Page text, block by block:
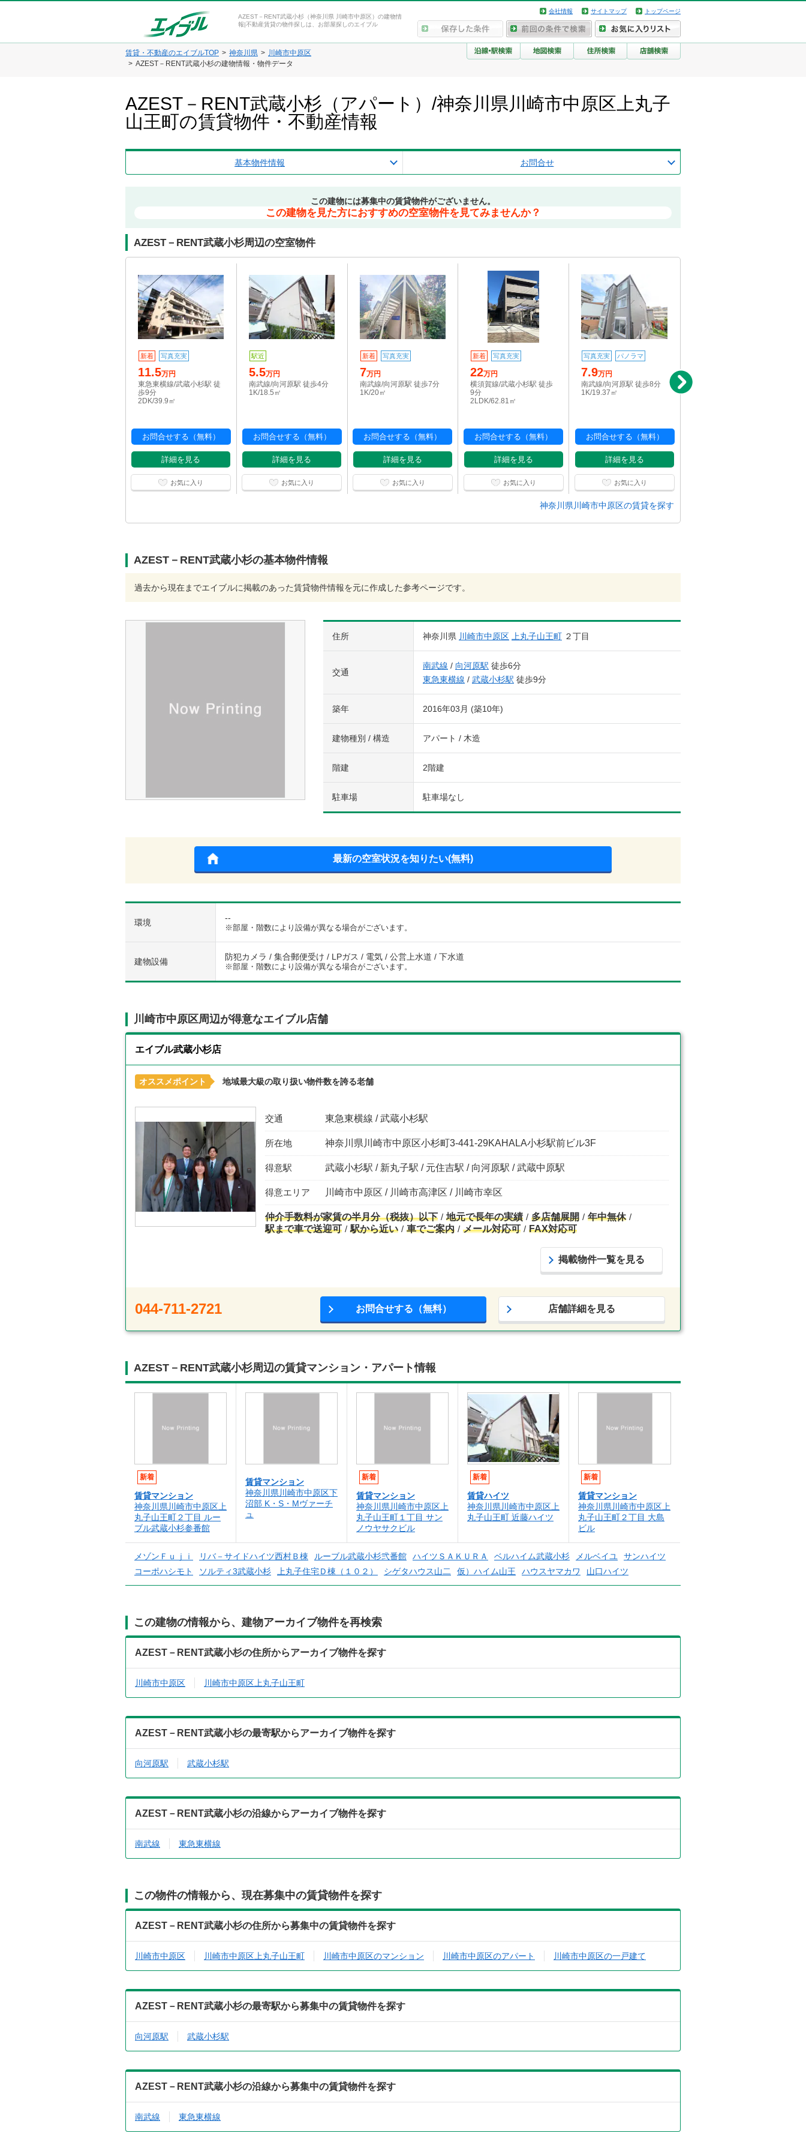
AZEST－RENT武蔵小杉（神奈川県 川崎市中原区）の建物情
報|不動産賃貸の物件探しは、お部屋探しのエイブル
会社情報 サイトマップ トップページ
賃貸・不動産のエイブルTOP 神奈川県
川崎市中原区
AZEST－RENT武蔵小杉の建物情報・物件データ
AZEST－RENT武蔵小杉（アパート）/神奈川県川崎市中原区上丸子
山王町の賃貸物件・不動産情報
基本物件情報 お問合せ
この建物には募集中の賃貸物件がございません。
この建物を見た方におすすめの空室物件を見てみませんか？
AZEST－RENT武蔵小杉周辺の空室物件
新着 写真充実
11.5万円
東急東横線/武蔵小杉駅 徒
歩9分
2DK/39.9㎡
お問合せする（無料）
詳細を見る
お気に入り
駅近
5.5万円
南武線/向河原駅 徒歩4分
1K/18.5㎡
お問合せする（無料）
詳細を見る
お気に入り
新着 写真充実
7万円
南武線/向河原駅 徒歩7分
1K/20㎡
お問合せする（無料）
詳細を見る
お気に入り
新着 写真充実
22万円
横須賀線/武蔵小杉駅 徒歩
9分
2LDK/62.81㎡
お問合せする（無料）
詳細を見る
お気に入り
写真充実 パノラマ
7.9万円
南武線/向河原駅 徒歩8分
1K/19.37㎡
お問合せする（無料）
詳細を見る
お気に入り
6分
1K/21.55㎡
神奈川県川崎市中原区の賃貸を探す
AZEST－RENT武蔵小杉の基本物件情報
過去から現在までエイブルに掲載のあった賃貸物件情報を元に作成した参考ページです。
住所 神奈川県 川崎市中原区 上丸子山王町 ２丁目
交通
南武線 / 向河原駅 徒歩6分
東急東横線 / 武蔵小杉駅 徒歩9分
築年 2016年03月 (築10年)
建物種別 / 構造 アパート / 木造
階建 2階建
駐車場 駐車場なし
最新の空室状況を知りたい(無料)
環境 --
※部屋・階数により設備が異なる場合がございます。
建物設備 防犯カメラ / 集合郵便受け / LPガス / 電気 / 公営上水道 / 下水道
※部屋・階数により設備が異なる場合がございます。
川崎市中原区周辺が得意なエイブル店舗
エイブル武蔵小杉店
オススメポイント 地域最大級の取り扱い物件数を誇る老舗
交通 東急東横線 / 武蔵小杉駅
所在地 神奈川県川崎市中原区小杉町3-441-29KAHALA小杉駅前ビル3F
得意駅 武蔵小杉駅 / 新丸子駅 / 元住吉駅 / 向河原駅 / 武蔵中原駅
得意エリア 川崎市中原区 / 川崎市高津区 / 川崎市幸区
仲介手数料が家賃の半月分（税抜）以下 地元で長年の実績 多店舗展開
年中無休
駅まで車で送迎可
駅から近い 車でご案内 メール対応可 FAX対応可
掲載物件一覧を見る
044-711-2721 お問合せする（無料） 店舗詳細を見る
AZEST－RENT武蔵小杉周辺の賃貸マンション・アパート情報
新着
賃貸マンション
神奈川県川崎市中原区上
丸子山王町２丁目 ルー
ブル武蔵小杉参番館
賃貸マンション
神奈川県川崎市中原区下
沼部 K・S・Mヴァーチ
ュ
新着
賃貸マンション
神奈川県川崎市中原区上
丸子山王町１丁目 サン
ノウヤサクビル
新着
賃貸ハイツ
神奈川県川崎市中原区上
丸子山王町 近藤ハイツ
新着
賃貸マンション
神奈川県川崎市中原区上
丸子山王町２丁目 大島
ビル
メゾンＦｕｊｉ リバ－サイドハイツ西村Ｂ棟 ルーブル武蔵小杉弐番館 ハイツＳＡＫＵＲＡ ベルハイム武蔵小杉 メルベイユ
サンハイツ
コーポハシモト
ソルティ3武蔵小杉 上丸子住宅Ｄ棟（１０２） シゲタハウス山二 仮）ハイム山王 ハウスヤマカワ 山口ハイツ
この建物の情報から、建物アーカイブ物件を再検索
AZEST－RENT武蔵小杉の住所からアーカイブ物件を探す
川崎市中原区 川崎市中原区上丸子山王町
AZEST－RENT武蔵小杉の最寄駅からアーカイブ物件を探す
向河原駅 武蔵小杉駅
AZEST－RENT武蔵小杉の沿線からアーカイブ物件を探す
南武線 東急東横線
この物件の情報から、現在募集中の賃貸物件を探す
AZEST－RENT武蔵小杉の住所から募集中の賃貸物件を探す
川崎市中原区 川崎市中原区上丸子山王町 川崎市中原区のマンション 川崎市中原区のアパート 川崎市中原区の一戸建て
AZEST－RENT武蔵小杉の最寄駅から募集中の賃貸物件を探す
向河原駅 武蔵小杉駅
AZEST－RENT武蔵小杉の沿線から募集中の賃貸物件を探す
南武線 東急東横線